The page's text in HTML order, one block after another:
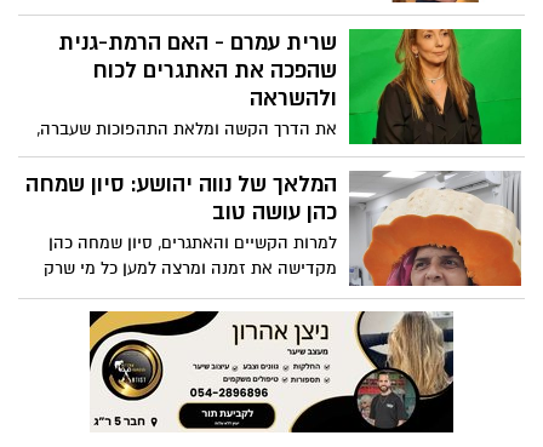
מהעונה החדשה של האח הגדול. היא
מצטרפת לשורת המתמודדים בתכנית
הריאליטי הפופולרית
שרית עמרם - האם הרמת-גנית
שהפכה את האתגרים לכוח
ולהשראה
את הדרך הקשה ומלאת התהפוכות שעברה,
הצליחה שרית עמרם להפוך לחיים מלאי לב
ואהבה
המלאך של נווה יהושע: סיון שמחה
כהן עושה טוב
למרות הקשיים והאתגרים, סיון שמחה כהן
מקדישה את זמנה ומרצה למען כל מי שרק
צריך